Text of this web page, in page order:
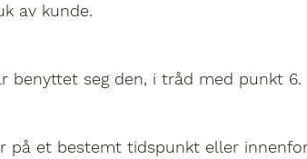
av kunde.
benyttet seg den, i tråd med punkt 6.
et bestemt tidspunkt eller